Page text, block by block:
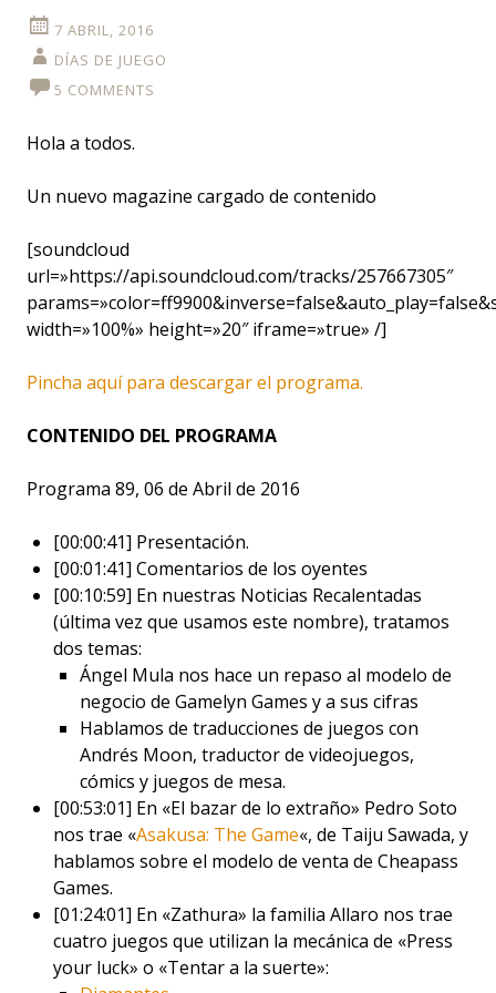
7 ABRIL, 2016
DÍAS DE JUEGO
5 COMMENTS
Hola a todos.
Un nuevo magazine cargado de contenido
[soundcloud
url=»https://api.soundcloud.com/tracks/257667305″
width=»100%» height=»20″ iframe=»true» /]
Pincha aquí para descargar el programa.
CONTENIDO DEL PROGRAMA
Programa 89, 06 de Abril de 2016
[00:00:41] Presentación.
[00:01:41] Comentarios de los oyentes
[00:10:59] En nuestras Noticias Recalentadas
(última vez que usamos este nombre), tratamos
dos temas:
Ángel Mula nos hace un repaso al modelo de
negocio de Gamelyn Games y a sus cifras
Hablamos de traducciones de juegos con
Andrés Moon, traductor de videojuegos,
cómics y juegos de mesa.
[00:53:01] En «El bazar de lo extraño» Pedro Soto
nos trae «Asakusa: The Game«, de Taiju Sawada, y
hablamos sobre el modelo de venta de Cheapass
Games.
[01:24:01] En «Zathura» la familia Allaro nos trae
cuatro juegos que utilizan la mecánica de «Press
your luck» o «Tentar a la suerte»: